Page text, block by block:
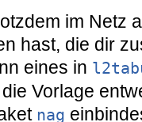
im Netz
hast, die dir
eines in
Vorlage
nag